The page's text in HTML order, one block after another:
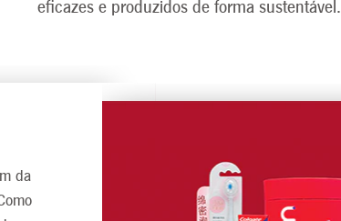
eficazes e produzidos de forma sustentável.
da